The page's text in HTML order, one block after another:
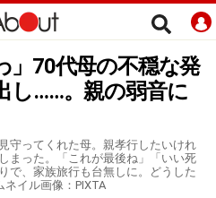
」70代母の不穏な発
し……。親の弱音に
守ってくれた母。親孝行したいけれ
まった。「これが最後ね」「いい死
で、家族旅行も台無しに。どうした
イル画像：PIXTA